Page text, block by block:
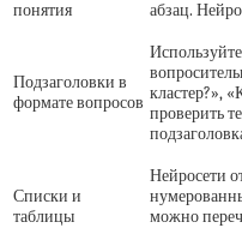
понятия
абзац.
Подзаголовки в
формате вопросов кластер?»,
проверить
Списки и
таблицы
Нейросети
можно